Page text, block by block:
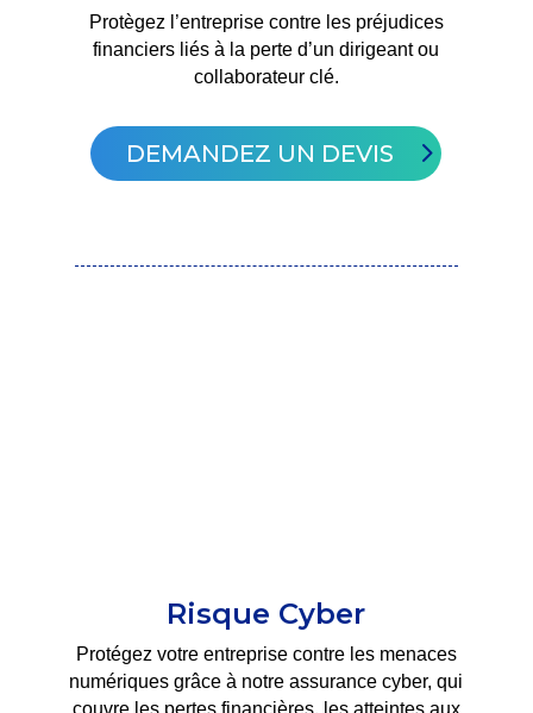
Protègez l’entreprise contre les préjudices
financiers liés à la perte d’un dirigeant ou
collaborateur clé.
DEMANDEZ UN DEVIS
Risque Cyber
Protégez votre entreprise contre les menaces
numériques grâce à notre assurance cyber, qui